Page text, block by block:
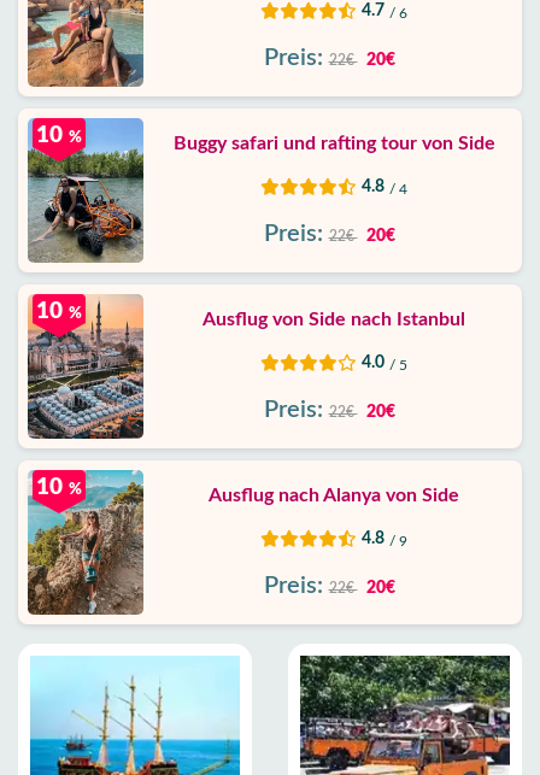
4.7 / 6
Preis: 22€ 20€
Buggy safari und rafting tour von Side
4.8 / 4
10 %
Preis: 22€ 20€
Ausflug von Side nach Istanbul
4.0 / 5
10 %
Preis: 22€ 20€
Ausflug nach Alanya von Side
4.8 / 9
10 %
Preis: 22€ 20€